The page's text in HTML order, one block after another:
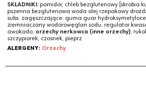
SKŁADNIKI: pomidor, chleb bezglutenowy [skrobia
pszenna bezglutenowa woda olej rzepakowy
subs. zagęszczające: guma guar
ziemniaczany wodorowęglan sodu; regulator
awokado, orzechy nerkowca (inne orzechy),
szczypiorek, czosnek, pieprz
ALERGENY: Orzechy